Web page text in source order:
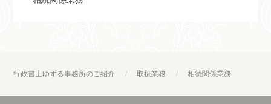
行政書士ゆずる事務所のご紹介 取扱業務 相続関係業務